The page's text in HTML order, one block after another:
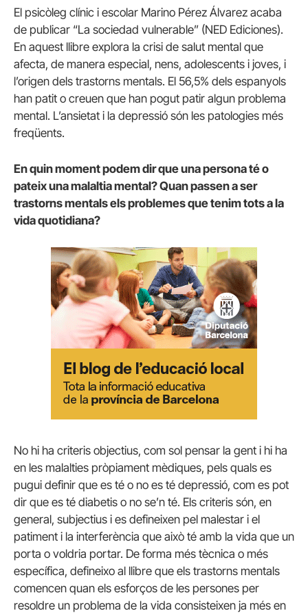
El psicòleg clínic i escolar Marino Pérez Álvarez acaba
de publicar “La sociedad vulnerable” (NED Ediciones).
En aquest llibre explora la crisi de salut mental que
afecta, de manera especial, nens, adolescents i joves, i
l’origen dels trastorns mentals. El 56,5% dels espanyols
han patit o creuen que han pogut patir algun problema
mental. L’ansietat i la depressió són les patologies més
freqüents.
En quin moment podem dir que una persona té o
pateix una malaltia mental? Quan passen a ser
trastorns mentals els problemes que tenim tots a la
vida quotidiana?
No hi ha criteris objectius, com sol pensar la gent i hi ha
en les malalties pròpiament mèdiques, pels quals es
pugui definir que es té o no es té depressió, com es pot
dir que es té diabetis o no se’n té. Els criteris són, en
general, subjectius i es defineixen pel malestar i el
patiment i la interferència que això té amb la vida que un
porta o voldria portar. De forma més tècnica o més
específica, defineixo al llibre que els trastorns mentals
comencen quan els esforços de les persones per
resoldre un problema de la vida consisteixen ja més en